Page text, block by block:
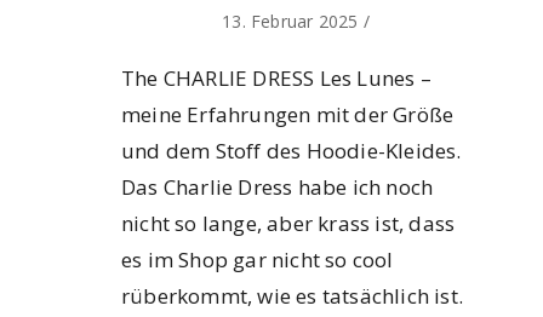
13. Februar 2025 /
The CHARLIE DRESS Les Lunes –
meine Erfahrungen mit der Größe
und dem Stoff des Hoodie-Kleides.
Das Charlie Dress habe ich noch
nicht so lange, aber krass ist, dass
es im Shop gar nicht so cool
rüberkommt, wie es tatsächlich ist.